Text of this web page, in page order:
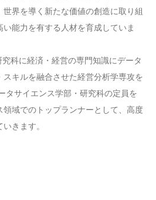
界を導く新たな価値の創造に取り組
能力を有する人材を育成していま
科に経済・経営の専門知識にデータ
キルを融合させた経営分析学専攻を
タサイエンス学部・研究科の定員を
域でのトップランナーとして、高度
きます。